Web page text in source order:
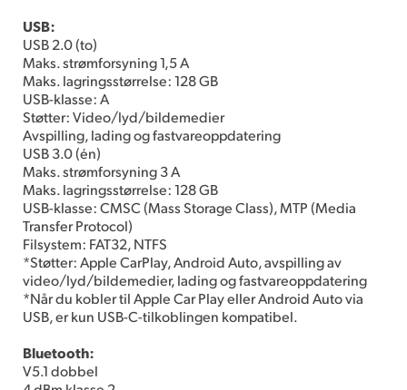
USB:
USB 2.0 (to)
Maks. strømforsyning 1,5 A
Maks. lagringsstørrelse: 128 GB
USB-klasse: A
Støtter: Video/lyd/bildemedier
Avspilling, lading og fastvareoppdatering
USB 3.0 (én)
Maks. strømforsyning 3 A
Maks. lagringsstørrelse: 128 GB
USB-klasse: CMSC (Mass Storage Class), MTP (Media
Transfer Protocol)
Filsystem: FAT32, NTFS
*Støtter: Apple CarPlay, Android Auto, avspilling av
video/lyd/bildemedier, lading og fastvareoppdatering
*Når du kobler til Apple Car Play eller Android Auto via
USB, er kun USB-C-tilkoblingen kompatibel.
Bluetooth:
V5.1 dobbel